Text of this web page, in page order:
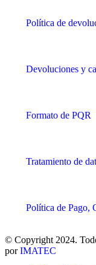
Política de
Devoluciones y
Formato de PQR
Tratamiento de
Política de Pago,
© Copyright 2024.
porIMATEC